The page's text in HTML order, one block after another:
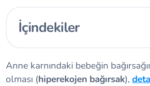
İçindekiler
Anne karnındaki bebeğin
olması (hiperekojen bağırsak),